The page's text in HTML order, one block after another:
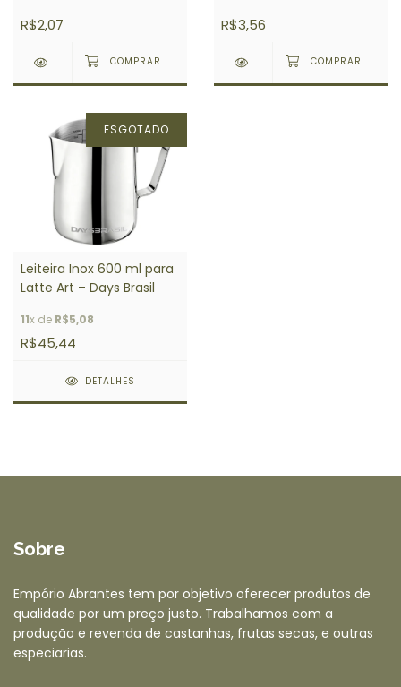
R$2,07 R$3,56
ESGOTADO
Leiteira Inox 600 ml para
Latte Art – Days Brasil
11x de R$5,08
R$45,44
DETALHES
Sobre
Empório Abrantes tem por objetivo oferecer produtos de
qualidade por um preço justo. Trabalhamos com a
produção e revenda de castanhas, frutas secas, e outras
especiarias.